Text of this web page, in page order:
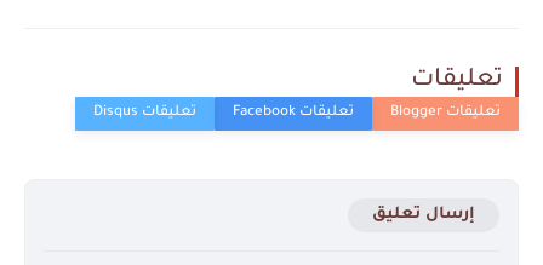
تعليقات
إرسال تعليق